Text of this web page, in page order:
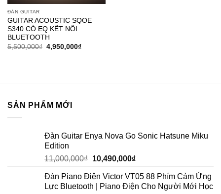
ĐÀN GUITAR
GUITAR ACOUSTIC SQOE
S340 CÓ EQ KẾT NỐI
BLUETOOTH
5,500,000₫ 4,950,000₫
SẢN PHẨM MỚI
Đàn Guitar Enya Nova Go Sonic Hatsune Miku
Edition
11,000,000₫ 10,490,000₫
Đàn Piano Điện Victor VT05 88 Phím Cảm Ứng
Lực Bluetooth | Piano Điện Cho Người Mới Học